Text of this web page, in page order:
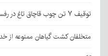
توقیف ۷ تن چوب قاچاق تاغ در رفسنجان
متخلفان کشت گیاهان ممنوعه از